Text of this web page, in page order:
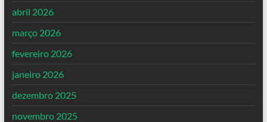
abril 2026
março 2026
fevereiro 2026
janeiro 2026
dezembro 2025
novembro 2025